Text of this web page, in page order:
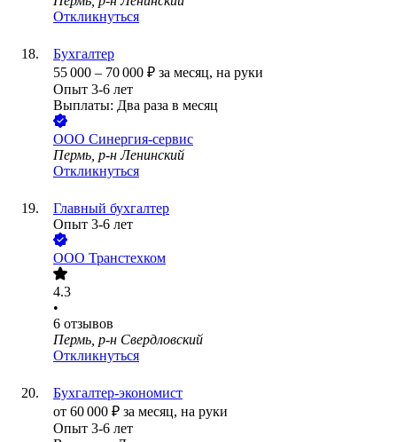
Откликнуться
Бухгалтер
55 000 – 70 000 ₽ за месяц, на руки
Опыт 3-6 лет
Выплаты: Два раза в месяц
ООО Синергия-сервис
Пермь, р-н Ленинский
Откликнуться
Главный бухгалтер
Опыт 3-6 лет
ООО Транстехком
4.3
•
6 отзывов
Пермь, р-н Свердловский
Откликнуться
Бухгалтер-экономист
от 60 000 ₽ за месяц, на руки
Опыт 3-6 лет